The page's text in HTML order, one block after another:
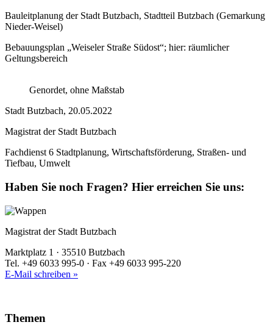
Bauleitplanung der Stadt Butzbach, Stadtteil Butzbach (Gemarkung
Nieder-Weisel)
Bebauungsplan „Weiseler Straße Südost“; hier: räumlicher
Geltungsbereich
Genordet, ohne Maßstab
Stadt Butzbach, 20.05.2022
Magistrat der Stadt Butzbach
Fachdienst 6 Stadtplanung, Wirtschaftsförderung, Straßen- und
Tiefbau, Umwelt
Haben Sie noch Fragen? Hier erreichen Sie uns:
Magistrat der Stadt Butzbach
Marktplatz 1 · 35510 Butzbach
Tel. +49 6033 995-0 · Fax +49 6033 995-220
E-Mail schreiben »
Themen